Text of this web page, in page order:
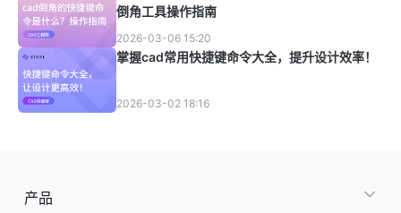
倒角工具操作指南
2026-03-06 15:20
掌握cad常用快捷键命令大全，提升设计效率！
2026-03-02 18:16
产品